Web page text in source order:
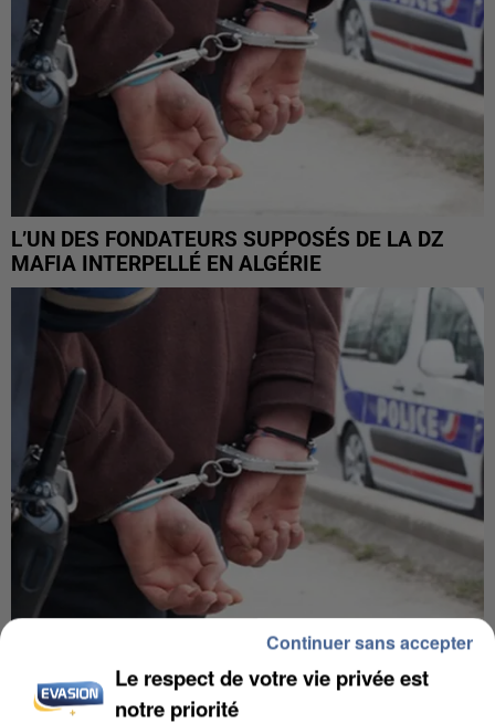
L’UN DES FONDATEURS SUPPOSÉS DE LA DZ
MAFIA INTERPELLÉ EN ALGÉRIE
UN SECOND CADRE DE LA DZ MAFIA
INTERPELLÉ EN ALGÉRIE
Le respect de votre vie privée est
notre priorité
Continuer sans accepter